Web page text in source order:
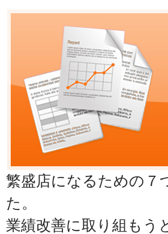
繁盛店になるための７
た。
業績改善に取り組もう